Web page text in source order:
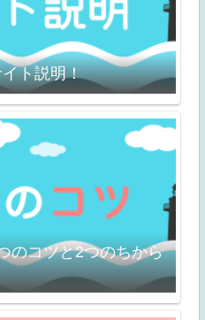
ト説明！
のコツと2つのちから